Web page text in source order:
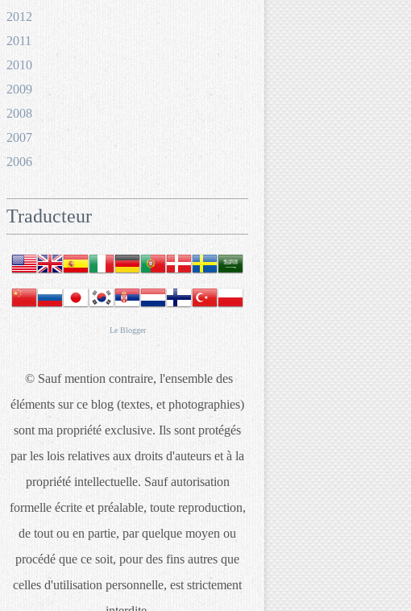
2012
2011
2010
2009
2008
2007
2006
Traducteur
Le Blogger
© Sauf mention contraire, l'ensemble des
éléments sur ce blog (textes, et photographies)
sont ma propriété exclusive. Ils sont protégés
par les lois relatives aux droits d'auteurs et à la
propriété intellectuelle. Sauf autorisation
formelle écrite et préalable, toute reproduction,
de tout ou en partie, par quelque moyen ou
procédé que ce soit, pour des fins autres que
celles d'utilisation personnelle, est strictement